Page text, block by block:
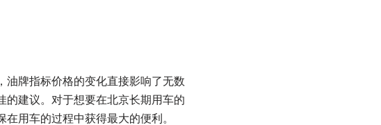
油牌指标价格的变化直接影响了无数
的建议。对于想要在北京长期用车的
用车的过程中获得最大的便利。